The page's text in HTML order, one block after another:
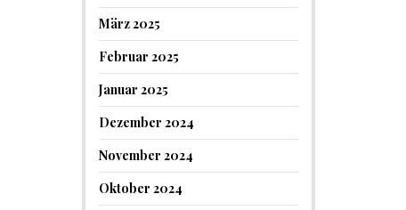
März 2025
Februar 2025
Januar 2025
Dezember 2024
November 2024
Oktober 2024